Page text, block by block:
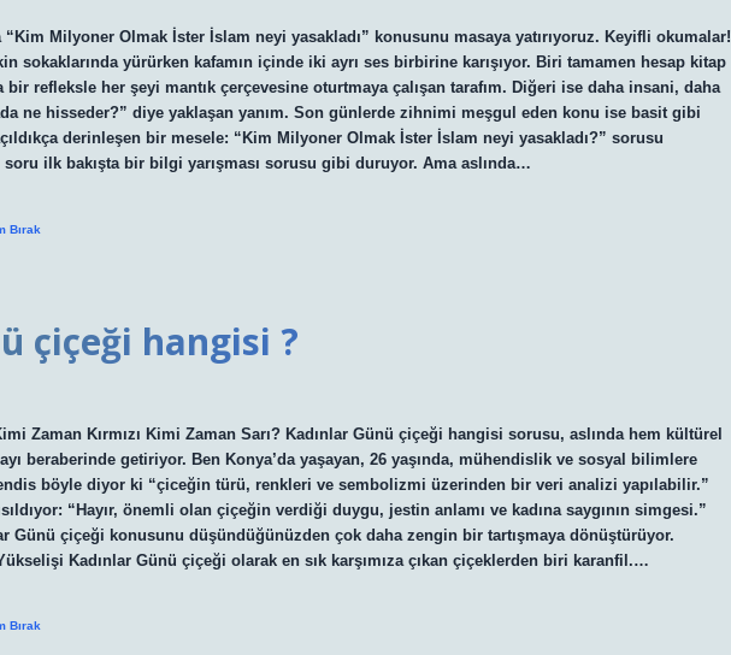
Milyoner Olmak İster İslam neyi yasakladı” konusunu masaya yatırıyoruz. Keyifli okumalar!
sokaklarında yürürken kafamın içinde iki ayrı ses birbirine karışıyor. Biri tamamen hesap kitap
refleksle her şeyi mantık çerçevesine oturtmaya çalışan tarafım. Diğeri ise daha insani, daha
ne hisseder?” diye yaklaşan yanım. Son günlerde zihnimi meşgul eden konu ise basit gibi
derinleşen bir mesele: “Kim Milyoner Olmak İster İslam neyi yasakladı?” sorusu
soru ilk bakışta bir bilgi yarışması sorusu gibi duruyor. Ama aslında…
Bırak
çiçeği hangisi ?
Zaman Kırmızı Kimi Zaman Sarı? Kadınlar Günü çiçeği hangisi sorusu, aslında hem kültürel
beraberinde getiriyor. Ben Konya’da yaşayan, 26 yaşında, mühendislik ve sosyal bilimlere
böyle diyor ki “çiceğin türü, renkleri ve sembolizmi üzerinden bir veri analizi yapılabilir.”
“Hayır, önemli olan çiçeğin verdiği duygu, jestin anlamı ve kadına saygının simgesi.”
Günü çiçeği konusunu düşündüğünüzden çok daha zengin bir tartışmaya dönüştürüyor.
Kadınlar Günü çiçeği olarak en sık karşımıza çıkan çiçeklerden biri karanfil.…
Bırak